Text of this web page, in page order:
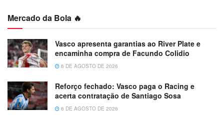
Mercado da Bola 🔥
Vasco apresenta garantias ao River Plate e
encaminha compra de Facundo Colidio
6 DE AGOSTO DE 2026
Reforço fechado: Vasco paga o Racing e
acerta contratação de Santiago Sosa
6 DE AGOSTO DE 2026